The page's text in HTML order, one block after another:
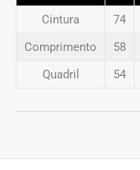
Cintura
74
Comprimento
58
Quadril
54